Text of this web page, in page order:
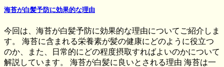
海苔が白髪予防に効果的な理由
今回は、海苔が白髪予防に効果的な理由についてご紹介しま
す。 海苔に含まれる栄養素が髪の健康にどのように役立つ
のか、また、日常的にどの程度摂取すればよいのかについて
解説しています。 海苔が白髪に良いとされる理由 海苔は一